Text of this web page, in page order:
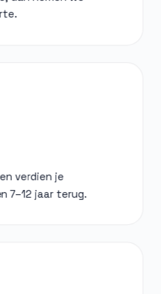
verdien je
7–12 jaar terug.